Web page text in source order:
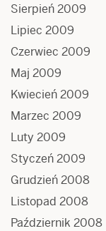
Sierpień 2009
Lipiec 2009
Czerwiec 2009
Maj 2009
Kwiecień 2009
Marzec 2009
Luty 2009
Styczeń 2009
Grudzień 2008
Listopad 2008
Październik 2008